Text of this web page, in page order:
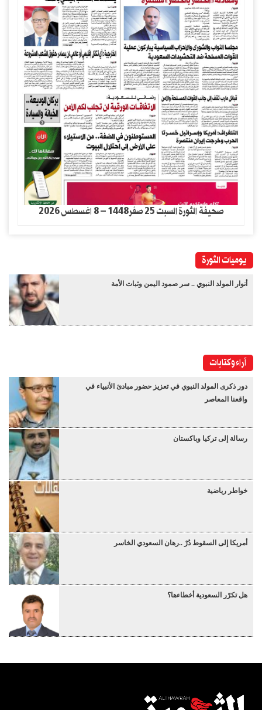
صحيفة الثورة السبت 25 صفر1448 – 8 اغسطس 2026
يوميات الثورة
أنوار المولد النبوي .. سر صمود اليمن وثبات الأمة
آراء وكتابات
دور ذكرى المولد النبوي في تعزيز حضور مبادئ الأنبياء في
واقعنا المعاصر
رسالة إلى تركيا وباكستان
خواطر رياضية
أمريكا إلى السقوط دُرْ ..رهان السعودي الخاسر
هل تكرّر السعودية أخطاءها؟